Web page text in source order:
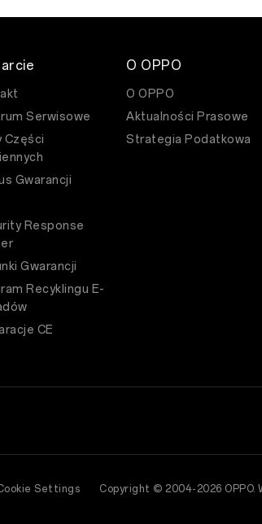
Serwisowe
Części
Gwarancji
Response
Gwarancji
Recyklingu E-
CE
O OPPO
O OPPO
Aktualności Prasowe
Strategia Podatkowa
Settings Copyright © 2004-2026 OPPO.